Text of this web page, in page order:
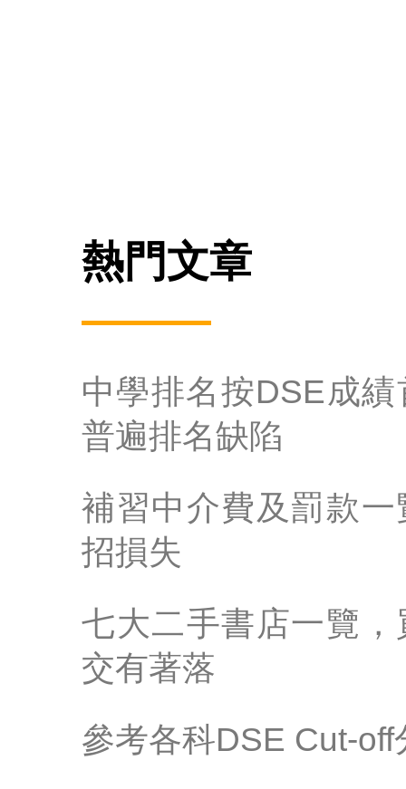
熱門文章
中學排名按DSE成
普遍排名缺陷
補習中介費及罰款
招損失
七大二手書店一覽
交有著落
參考各科DSE Cut-